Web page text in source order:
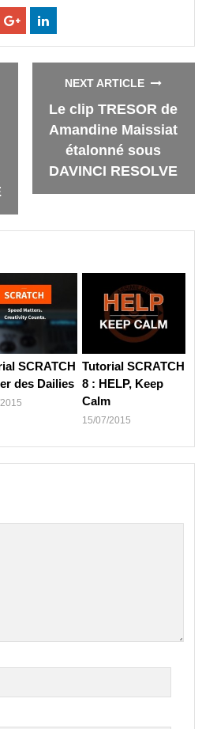
Share
on
Google+
Share
on
LinkedIn
NEXT ARTICLE
Le clip TRESOR de
Amandine Maissiat
étalonné sous
DAVINCI RESOLVE
SCRATCH
des Dailies
Tutorial SCRATCH
8 : HELP, Keep
Calm
15/07/2015